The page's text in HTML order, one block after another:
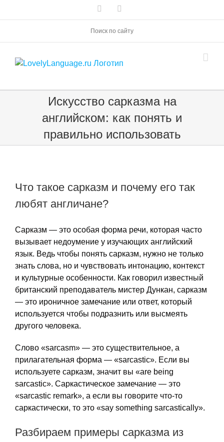
Поиск по сайту
Искусство сарказма на
английском: как понять и
правильно использовать
Что такое сарказм и почему его так
любят англичане?
Сарказм — это особая форма речи, которая часто
вызывает недоумение у изучающих английский
язык. Ведь чтобы понять сарказм, нужно не только
знать слова, но и чувствовать интонацию, контекст
и культурные особенности. Как говорил известный
британский преподаватель мистер Дункан, сарказм
— это ироничное замечание или ответ, который
используется чтобы подразнить или высмеять
другого человека.
Слово «sarcasm» — это существительное, а
прилагательная форма — «sarcastic». Если вы
используете сарказм, значит вы «are being
sarcastic». Саркастическое замечание — это
«sarcastic remark», а если вы говорите что-то
саркастически, то это «say something sarcastically».
Разбираем примеры сарказма из